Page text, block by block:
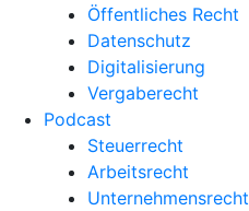
Öffentliches Recht
Datenschutz
Digitalisierung
Vergaberecht
Podcast
Steuerrecht
Arbeitsrecht
Unternehmens­recht